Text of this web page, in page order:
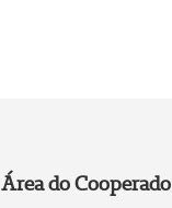
Área do Cooperado